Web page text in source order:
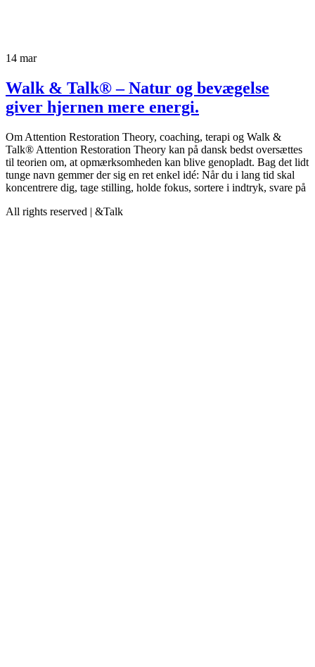
14 mar
Walk & Talk® – Natur og bevægelse
giver hjernen mere energi.
Om Attention Restoration Theory, coaching, terapi og Walk &
Talk® Attention Restoration Theory kan på dansk bedst oversættes
til teorien om, at opmærksomheden kan blive genopladt. Bag det lidt
tunge navn gemmer der sig en ret enkel idé: Når du i lang tid skal
koncentrere dig, tage stilling, holde fokus, sortere i indtryk, svare på
All rights reserved | &Talk